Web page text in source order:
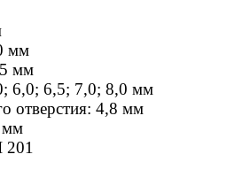
мм
мм
6,0; 6,5; 7,0; 8,0 мм
отверстия: 4,8 мм
мм
201